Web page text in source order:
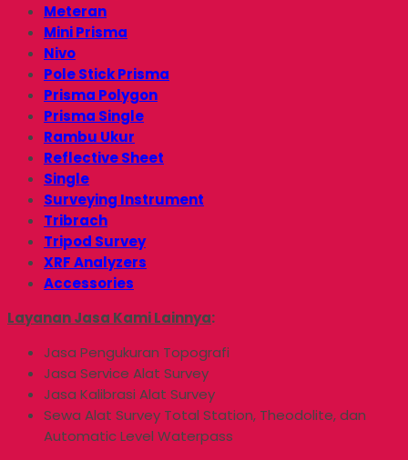
Meteran
Mini Prisma
Nivo
Pole Stick Prisma
Prisma Polygon
Prisma Single
Rambu Ukur
Reflective Sheet
Single
Surveying Instrument
Tribrach
Tripod Survey
XRF Analyzers
Accessories
Layanan Jasa Kami Lainnya:
Jasa Pengukuran Topografi
Jasa Service Alat Survey
Jasa Kalibrasi Alat Survey
Sewa Alat Survey Total Station, Theodolite, dan
Automatic Level Waterpass